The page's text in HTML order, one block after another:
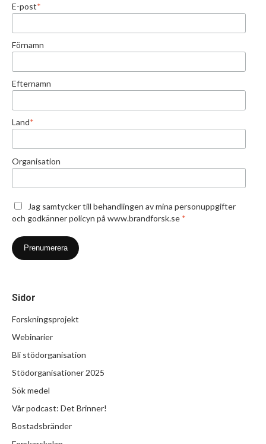
E-post*
Förnamn
Efternamn
Land*
Organisation
Jag samtycker till behandlingen av mina personuppgifter
och godkänner policyn på www.brandforsk.se *
Sidor
Forskningsprojekt
Webinarier
Bli stödorganisation
Stödorganisationer 2025
Sök medel
Vår podcast: Det Brinner!
Bostadsbränder